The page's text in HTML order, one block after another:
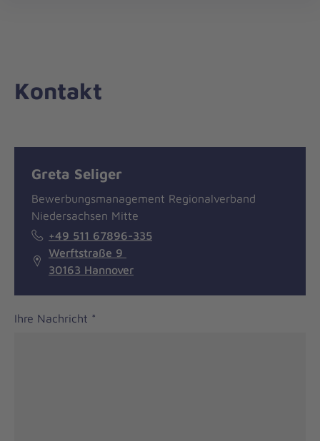
Kontakt
Greta Seliger
Bewerbungsmanagement Regionalverband
Niedersachsen Mitte
+49 511 67896-335
Werftstraße 9
30163 Hannover
Ihre Nachricht *